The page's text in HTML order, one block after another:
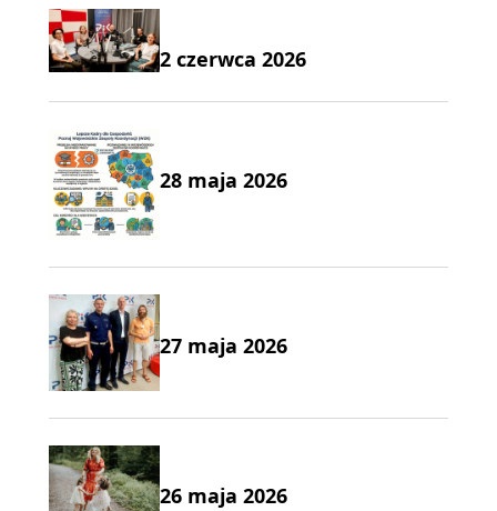
2 czerwca 2026
28 maja 2026
27 maja 2026
26 maja 2026